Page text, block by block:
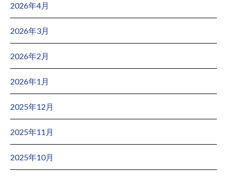
2026年4月
2026年3月
2026年2月
2026年1月
2025年12月
2025年11月
2025年10月